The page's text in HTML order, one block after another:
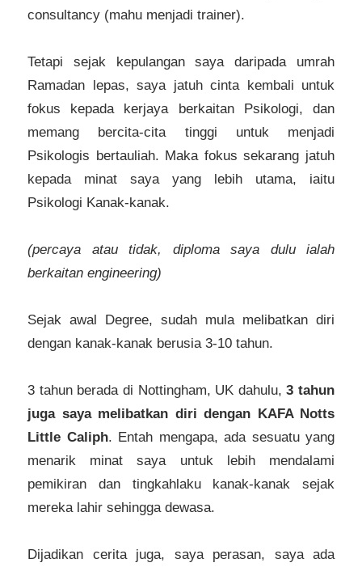
consultancy (mahu menjadi trainer).
Tetapi sejak kepulangan saya daripada umrah
Ramadan lepas, saya jatuh cinta kembali untuk
fokus kepada kerjaya berkaitan Psikologi, dan
memang bercita-cita tinggi untuk menjadi
Psikologis bertauliah. Maka fokus sekarang jatuh
kepada minat saya yang lebih utama, iaitu
Psikologi Kanak-kanak.
(percaya atau tidak, diploma saya dulu ialah
berkaitan engineering)
Sejak awal Degree, sudah mula melibatkan diri
dengan kanak-kanak berusia 3-10 tahun.
3 tahun berada di Nottingham, UK dahulu,3 tahun
juga saya melibatkan diri dengan KAFA Notts
Little Caliph. Entah mengapa, ada sesuatu yang
menarik minat saya untuk lebih mendalami
pemikiran dan tingkahlaku kanak-kanak sejak
mereka lahir sehingga dewasa.
Dijadikan cerita juga, saya perasan, saya ada